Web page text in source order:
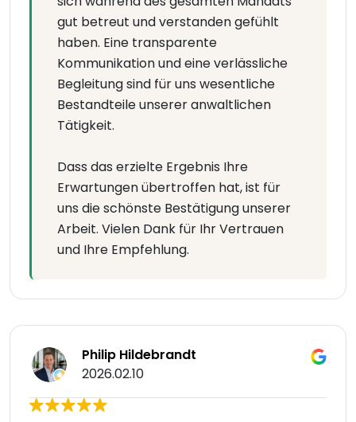
gut betreut und verstanden gefühlt
haben. Eine transparente
Kommunikation und eine verlässliche
Begleitung sind für uns wesentliche
Bestandteile unserer anwaltlichen
Tätigkeit.
Dass das erzielte Ergebnis Ihre
Erwartungen übertroffen hat, ist für
uns die schönste Bestätigung unserer
Arbeit. Vielen Dank für Ihr Vertrauen
und Ihre Empfehlung.
Philip Hildebrandt
2026.02.10